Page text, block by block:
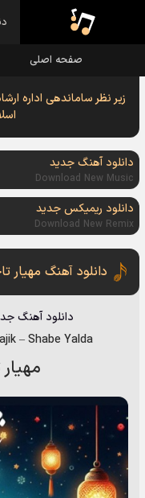
صفحه اصلی
زیر نظر ساماندهی اداره
دانلود آهنگ جدید
Download New Music
دانلود ریمیکس جدید
Download New Remix
دانلود آهنگ مهیار
دانلود آهنگ
–Shabe Yalda